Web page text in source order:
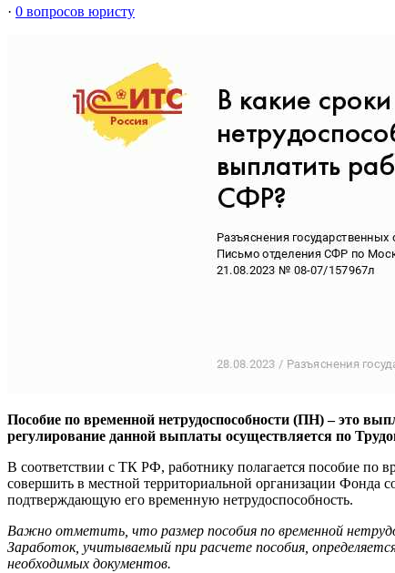
· 0 вопросов юристу
Пособие по временной нетрудоспособности (ПН) – это
регулирование данной выплаты осуществляется по
В соответствии с ТК РФ, работнику полагается пособие по
совершить в местной территориальной организации Фонда
подтверждающую его временную нетрудоспособность.
Важно отметить, что размер пособия по временной
Заработок, учитываемый при расчете пособия,
необходимых документов.